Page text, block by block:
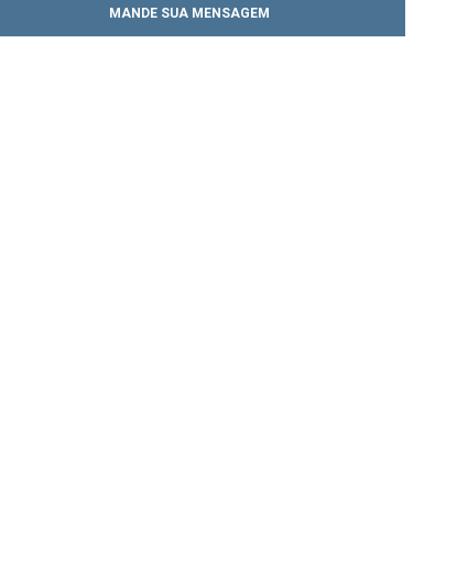
MANDE SUA MENSAGEM